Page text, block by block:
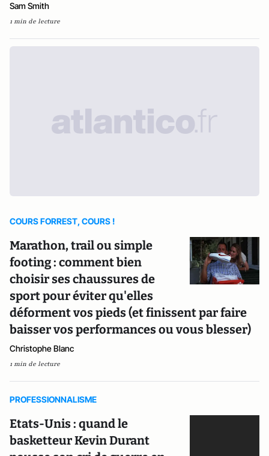
Sam Smith
1 min de lecture
COURS FORREST, COURS !
Marathon, trail ou simple
footing : comment bien
choisir ses chaussures de
sport pour éviter qu'elles
déforment vos pieds (et finissent par faire
baisser vos performances ou vous blesser)
Christophe Blanc
1 min de lecture
PROFESSIONNALISME
Etats-Unis : quand le
basketteur Kevin Durant